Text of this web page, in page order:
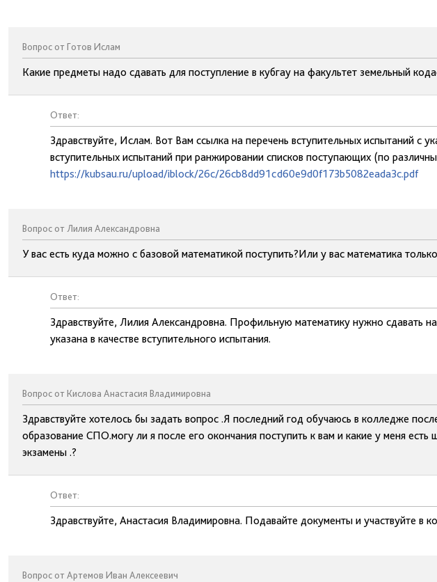
Вопрос от Готов Ислам
Какие предметы надо сдавать для поступление в кубгау на факультет земельный
Ответ:
Здравствуйте, Ислам. Вот Вам ссылка на перечень вступительных испытаний с
вступительных испытаний при ранжировании списков поступающих (по
https://kubsau.ru/upload/iblock/26c/26cb8dd91cd60e9d0f173b5082eada3c.pdf
Вопрос от Лилия Александровна
У вас есть куда можно с базовой математикой поступить?Или у вас математика
Ответ:
Здравствуйте, Лилия Александровна. Профильную математику нужно сдавать
указана в качестве вступительного испытания.
Вопрос от Кислова Анастасия Владимировна
Здравствуйте хотелось бы задать вопрос .Я последний год обучаюсь в колледже
образование СПО.могу ли я после его окончания поступить к вам и какие у меня есть
экзамены .?
Ответ:
Здравствуйте, Анастасия Владимировна. Подавайте документы и участвуйте в
Вопрос от Артемов Иван Алексеевич